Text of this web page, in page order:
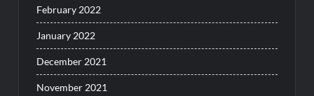
February 2022
January 2022
December 2021
November 2021